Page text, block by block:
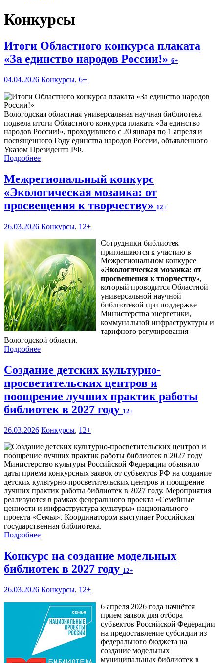
Конкурсы
Итоги Областного конкурса плаката
«За единство народов России!» 6+
04.04.2026 Конкурсы, 6+
Вологодская областная универсальная научная библиотека
подвела итоги Областного конкурса плаката «За единство
народов России!», проходившего с 20 января по 1 апреля и
посвященного Году единства народов России, объявленного
Указом Президента РФ.
Подробнее
Межрегиональный конкурс
«Экологическая мозаика: от
просвещения к творчеству» 12+
26.03.2026 Конкурсы, 12+
Сотрудники библиотек
приглашаются к участию в
Межрегиональном конкурсе
«Экологическая мозаика: от
просвещения к творчеству»,
который проводится Областной
универсальной научной
библиотекой при поддержке
Министерства энергетики,
коммунальной инфраструктуры и
тарифного регулирования
Вологодской области.
Подробнее
Создание детских культурно-
просветительских центров и
поощрение лучших практик работы
библиотек в 2027 году 12+
26.03.2026 Конкурсы, 12+
Министерство культуры Российской Федерации объявило
даты приема конкурсных заявок от субъектов РФ на создание
детских культурно-просветительских центров и поощрение
лучших практик работы библиотек в 2027 году. Мероприятия
реализуются в рамках федерального проекта «Семейные
ценности и инфраструктура культуры» национального
проекта «Семья». Координатором выступает Российская
государственная библиотека.
Подробнее
Конкурс на создание модельных
библиотек в 2027 году 12+
26.03.2026 Конкурсы, 12+
6 апреля 2026 года начнётся
прием заявок для отбора
субъектов Российской Федерации
на предоставление субсидии из
федерального бюджета на
создание модельных
муниципальных библиотек в